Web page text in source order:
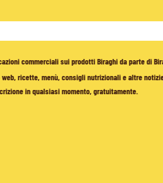
commerciali sui prodotti Biraghi da parte di
ricette, menù, consigli nutrizionali e altre
in qualsiasi momento, gratuitamente.